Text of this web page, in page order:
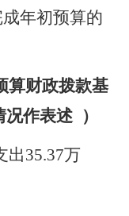
年初预算的
算财政拨款基
况作表述 ）
出35.37万